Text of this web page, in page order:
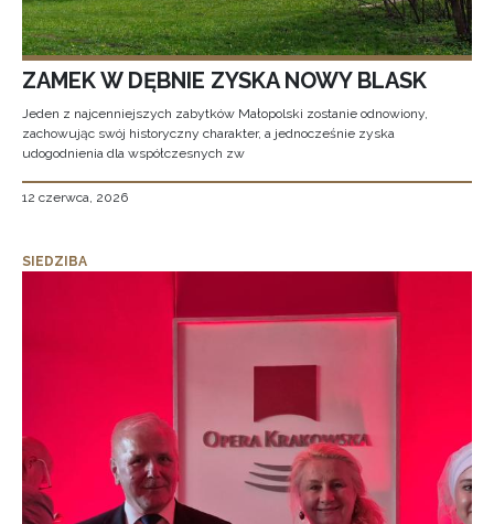
ZAMEK W DĘBNIE ZYSKA NOWY BLASK
Jeden z najcenniejszych zabytków Małopolski zostanie odnowiony,
zachowując swój historyczny charakter, a jednocześnie zyska
udogodnienia dla współczesnych zw
12 czerwca, 2026
SIEDZIBA